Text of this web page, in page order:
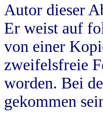
Autor dieser
Er weist auf
von einer
zweifelsfreie
worden. Bei
gekommen